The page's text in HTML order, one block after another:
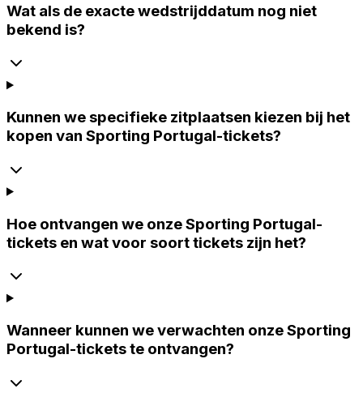
Wat als de exacte wedstrijddatum nog niet
bekend is?
Kunnen we specifieke zitplaatsen kiezen bij het
kopen van Sporting Portugal-tickets?
Hoe ontvangen we onze Sporting Portugal-
tickets en wat voor soort tickets zijn het?
Wanneer kunnen we verwachten onze Sporting
Portugal-tickets te ontvangen?